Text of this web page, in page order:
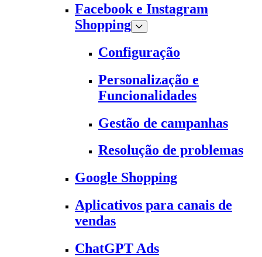
Facebook e Instagram
Shopping
Configuração
Personalização e
Funcionalidades
Gestão de campanhas
Resolução de problemas
Google Shopping
Aplicativos para canais de
vendas
ChatGPT Ads